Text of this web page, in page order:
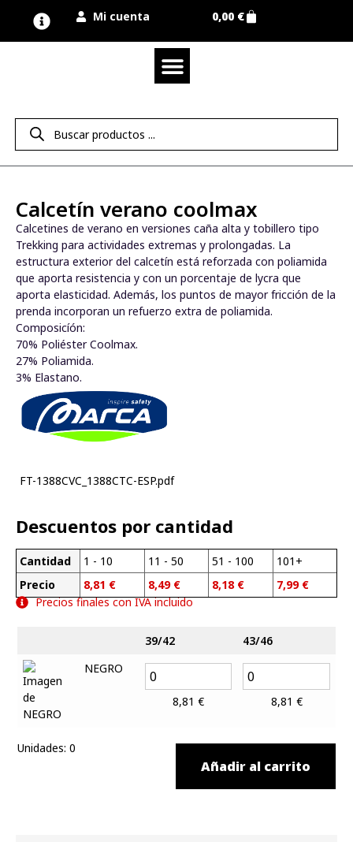
Mi cuenta 0,00 €
Calcetín verano coolmax
Calcetines de verano en versiones caña alta y tobillero tipo
Trekking para actividades extremas y prolongadas. La
estructura exterior del calcetín está reforzada con poliamida
que aporta resistencia y con un porcentaje de lycra que
aporta elasticidad. Además, los puntos de mayor fricción de la
prenda incorporan un refuerzo extra de poliamida.
Composicíón:
70% Poliéster Coolmax.
27% Poliamida.
3% Elastano.
FT-1388CVC_1388CTC-ESP.pdf
Descuentos por cantidad
Cantidad
Precio
1 - 10
8,81 €
11 - 50
8,49 €
51 - 100
8,18 €
101+
7,99 €
Precios finales con IVA incluido
39/42
43/46
NEGRO
8,81 € 8,81 €
Unidades: 0
Añadir al carrito